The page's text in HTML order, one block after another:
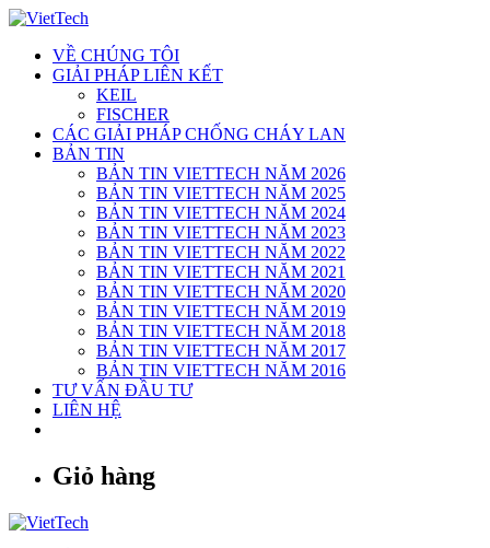
Skip
contentVỀ CHÚNG TÔI
GIẢI PHÁP LIÊN KẾT
KEIL
FISCHER
CÁC GIẢI PHÁP CHỐNG CHÁY LAN
BẢN TIN
BẢN TIN VIETTECH NĂM 2026
BẢN TIN VIETTECH NĂM 2025
BẢN TIN VIETTECH NĂM 2024
BẢN TIN VIETTECH NĂM 2023
BẢN TIN VIETTECH NĂM 2022
BẢN TIN VIETTECH NĂM 2021
BẢN TIN VIETTECH NĂM 2020
BẢN TIN VIETTECH NĂM 2019
BẢN TIN VIETTECH NĂM 2018
BẢN TIN VIETTECH NĂM 2017
BẢN TIN VIETTECH NĂM 2016
TƯ VẤN ĐẦU TƯ
LIÊN HỆ
Giỏ hàng